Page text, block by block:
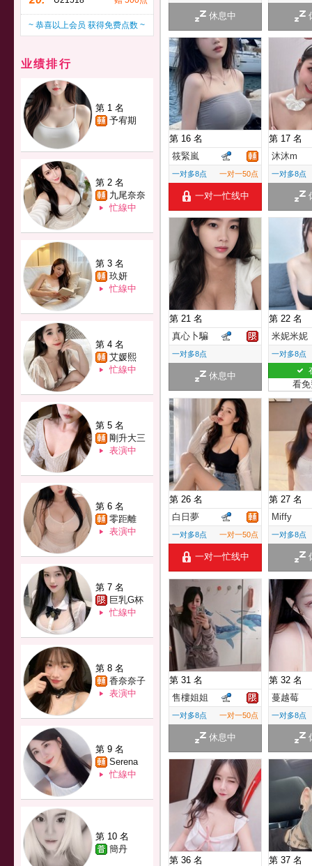
~ 恭喜以上会员 获得免费点数 ~
业绩排行
第 1 名
予宥期
第 2 名
九尾奈奈
忙線中
第 3 名
玖妍
忙線中
第 4 名
艾媛熙
忙線中
第 5 名
剛升大三
表演中
第 6 名
零距離
表演中
第 7 名
巨乳G杯
忙線中
第 8 名
香奈奈子
表演中
第 9 名
Serena
忙線中
第 10 名
簡丹
休息中
第 16 名
筱緊嵐
一对多8点 一对一50点
一对一忙线中
第 17 名
沐沐m
一对多8点
第 21 名
真心卜騙
一对多8点
休息中
第 22 名
米妮米妮
一对多8点
看
第 26 名
白日夢
一对多8点 一对一50点
一对一忙线中
第 27 名
Miffy
一对多8点
第 31 名
售樓姐姐
一对多8点 一对一50点
休息中
第 32 名
蔓越莓
一对多8点
第 36 名
第 37 名